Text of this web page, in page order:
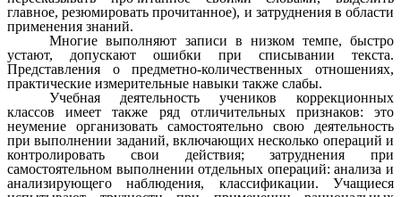
главное, резюмировать прочитанное), и затруднения в области
применения знаний.
Многие выполняют записи в низком темпе, быстро
устают, допускают ошибки при списывании текста.
Представления о предметно-количественных отношениях,
практические измерительные навыки также слабы.
Учебная деятельность учеников коррекционных
классов имеет также ряд отличительных признаков: это
неумение организовать самостоятельно свою деятельность
при выполнении заданий, включающих несколько операций и
контролировать свои действия; затруднения при
самостоятельном выполнении отдельных операций: анализа и
анализирующего наблюдения, классификации. Учащиеся